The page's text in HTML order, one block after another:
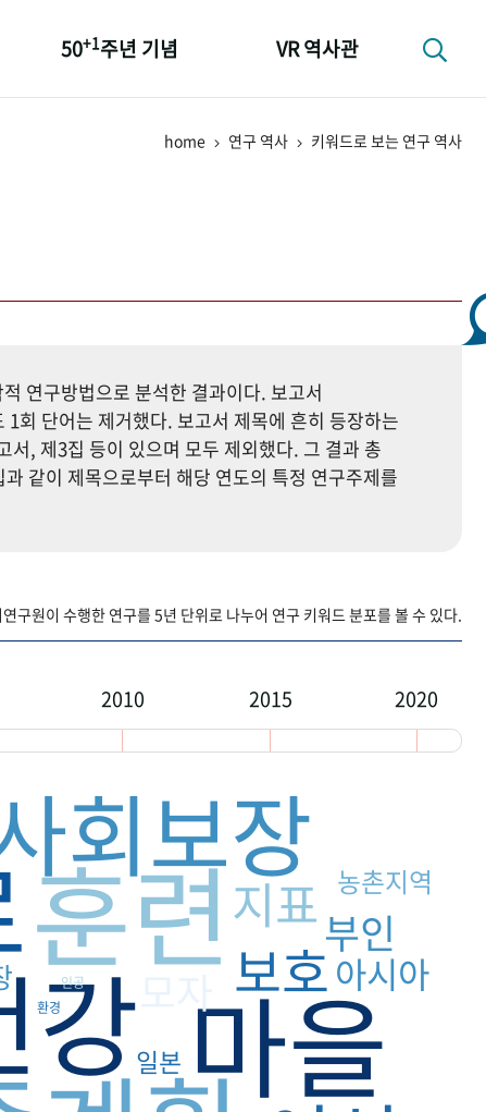
50+1주년 기념 VR 역사관
home 연구 역사 키워드로 보는 연구 역사
연구방법으로 분석한 결과이다. 보고서
회 단어는 제거했다. 보고서 제목에 흔히 등장하는
, 제3집 등이 있으며 모두 제외했다. 그 결과 총
같이 제목으로부터 해당 연도의 특정 연구주제를
구원이 수행한 연구를 5년 단위로 나누어 연구 키워드 분포를 볼 수 있다.
2010 2015 2020
강
훈련
마을
회보장
보호
지표
모자
부인
아시아
농촌지역
일본
환경
인공